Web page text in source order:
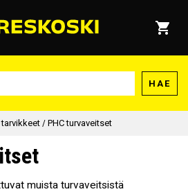
HAE
tarvikkeet/ PHC turvaveitset
muista turvaveitsistä